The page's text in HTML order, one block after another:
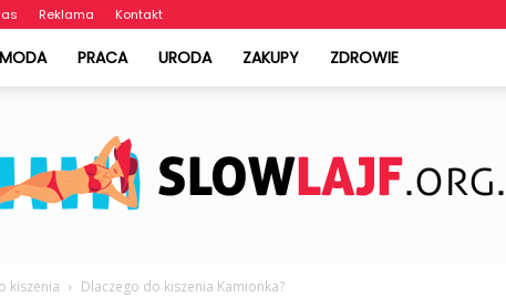
Reklama Kontakt
MODA PRACA URODA ZAKUPY ZDROWIE
kiszenia Dlaczego do kiszenia Kamionka?